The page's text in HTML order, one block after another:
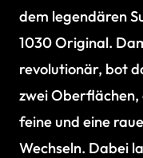
dem legendären
1030 Original.
revolutionär, bot
zwei Oberflächen,
feine und eine
Wechseln. Dabei